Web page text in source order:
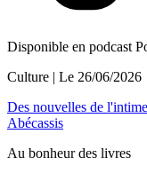
Disponible en podcast
Culture | Le 26/06/2026
Des nouvelles de
Abécassis
Au bonheur des livres